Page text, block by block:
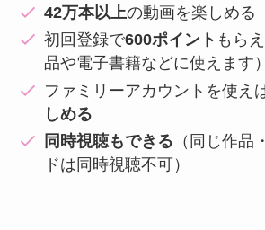
42万本以上の動画を楽しめる
初回登録で600ポイント もら
品や電子書籍などに使えます）
ファミリーアカウントを使え
しめる
同時視聴もできる （同じ作品
ドは同時視聴不可）